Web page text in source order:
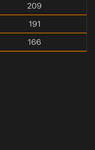
209
191
166